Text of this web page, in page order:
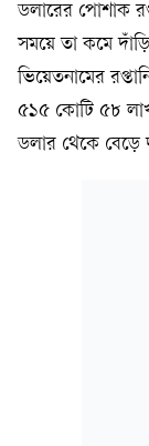
ডলারের পোশাক
সময়ে তা কমে
ভিয়েতনামের
৫১৫ কোটি ৫৮
ডলার থেকে বেড়ে